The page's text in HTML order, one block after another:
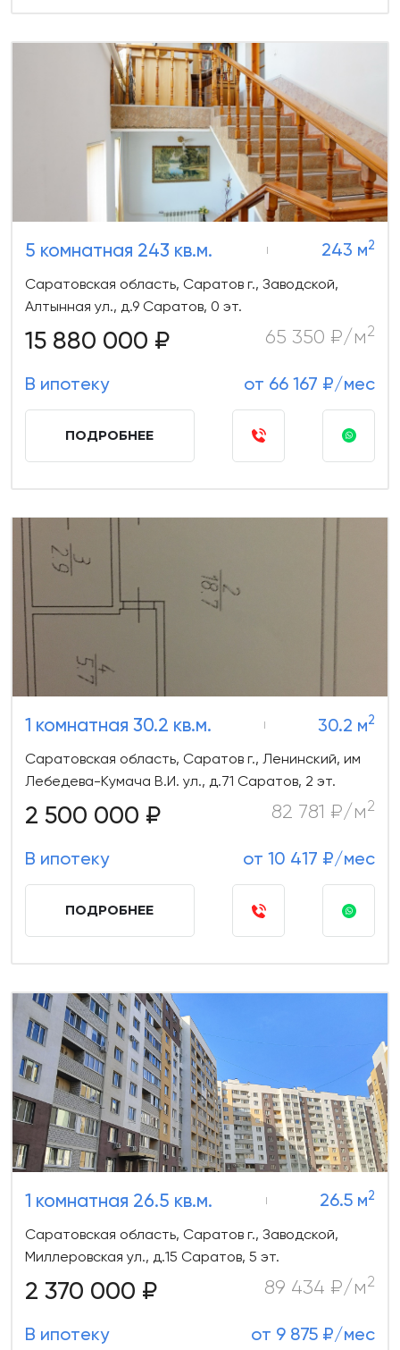
5 комнатная 243 кв.м. 243 м2
Саратовская область, Саратов г., Заводской,
Алтынная ул., д.9 Саратов, 0 эт.
15 880 000 ₽ 65 350 ₽/м2
В ипотеку от 66 167 ₽/мес
ПОДРОБНЕЕ
1 комнатная 30.2 кв.м. 30.2 м2
Саратовская область, Саратов г., Ленинский, им
Лебедева-Кумача В.И. ул., д.71 Саратов, 2 эт.
2 500 000 ₽ 82 781 ₽/м2
В ипотеку от 10 417 ₽/мес
ПОДРОБНЕЕ
1 комнатная 26.5 кв.м. 26.5 м2
Саратовская область, Саратов г., Заводской,
Миллеровская ул., д.15 Саратов, 5 эт.
2 370 000 ₽ 89 434 ₽/м2
В ипотеку от 9 875 ₽/мес